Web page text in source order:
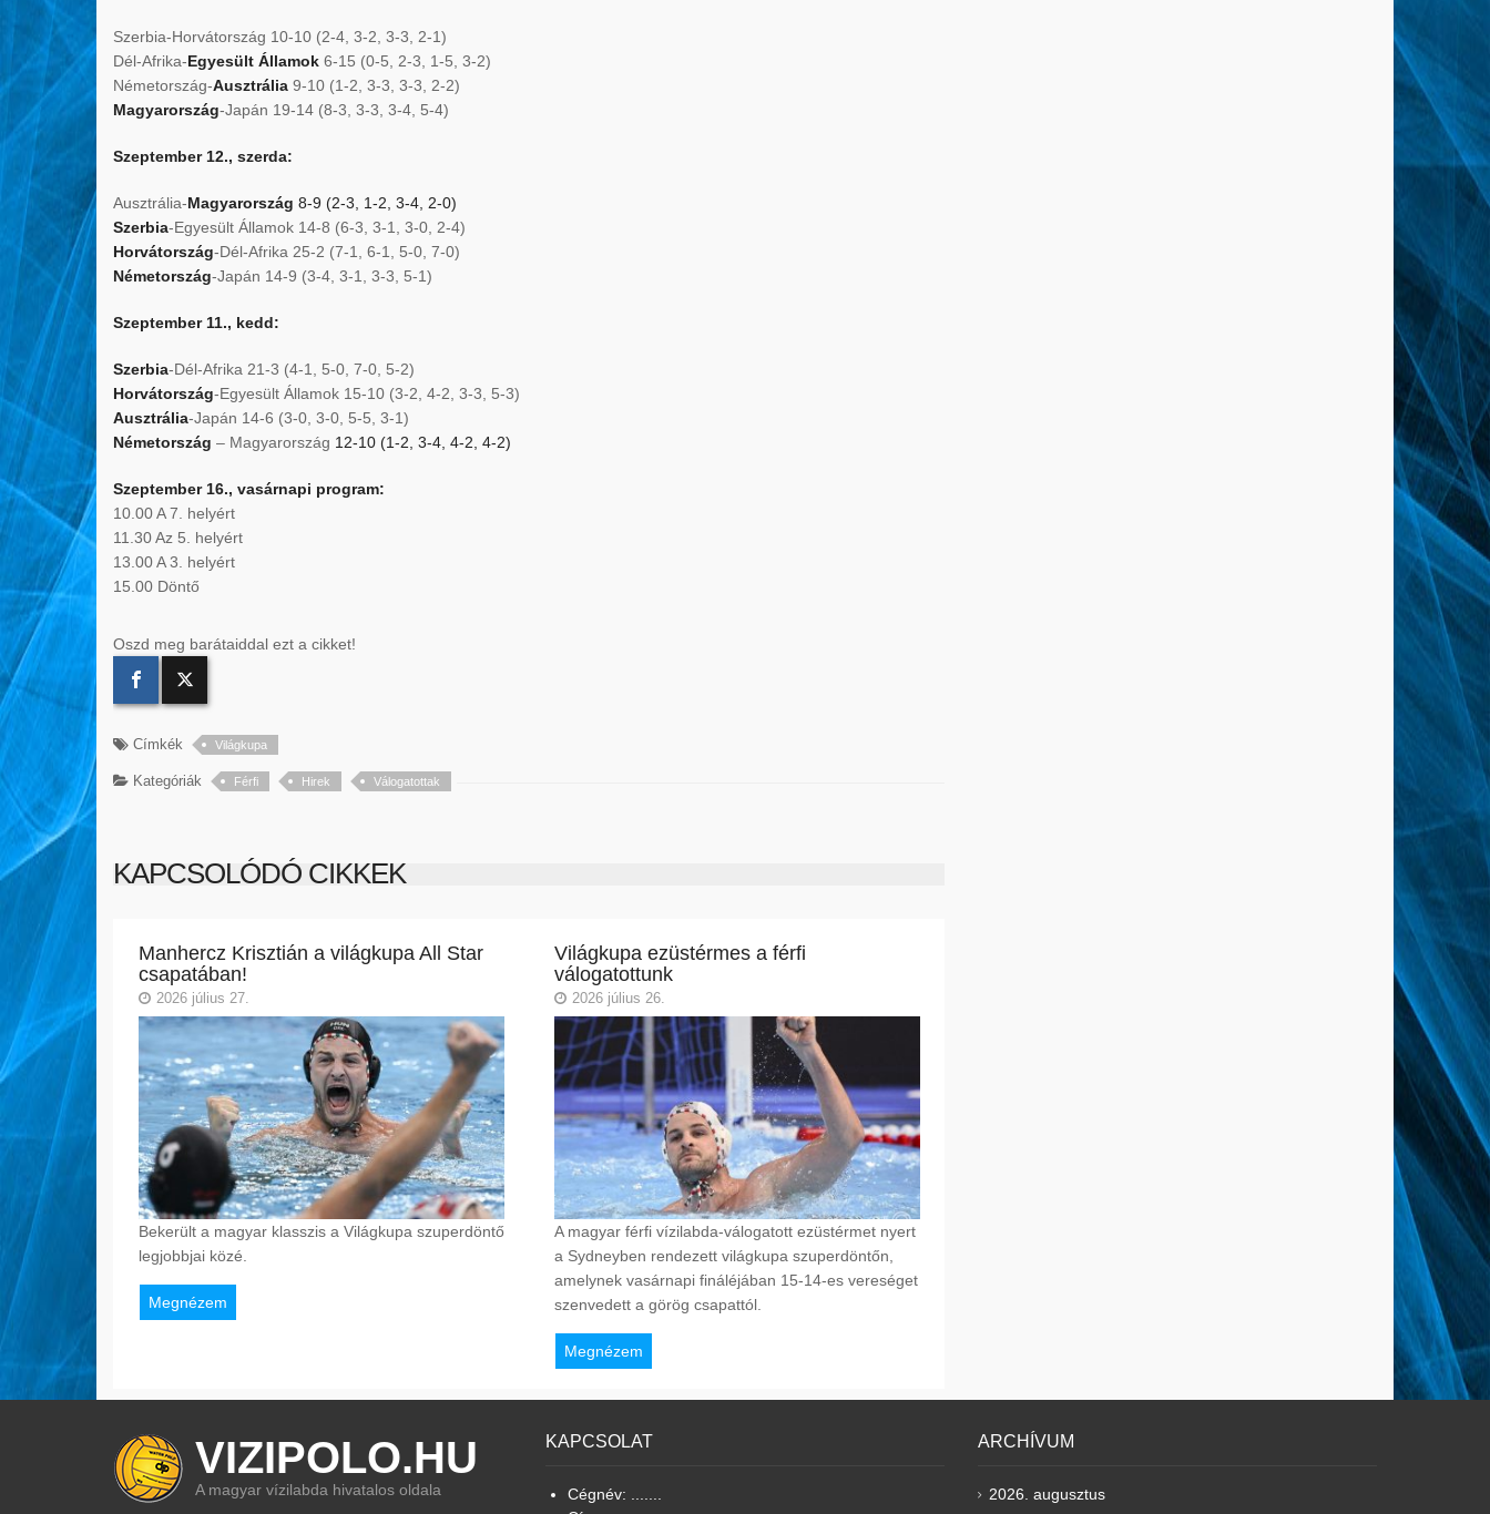
Szerbia-Horvátország 10-10 (2-4, 3-2, 3-3, 2-1)
Dél-Afrika-Egyesült Államok 6-15 (0-5, 2-3, 1-5, 3-2)
Németország-Ausztrália 9-10 (1-2, 3-3, 3-3, 2-2)
Magyarország-Japán 19-14 (8-3, 3-3, 3-4, 5-4)
Szeptember 12., szerda:
Ausztrália-Magyarország 8-9 (2-3, 1-2, 3-4, 2-0)
Szerbia-Egyesült Államok 14-8 (6-3, 3-1, 3-0, 2-4)
Horvátország-Dél-Afrika 25-2 (7-1, 6-1, 5-0, 7-0)
Németország-Japán 14-9 (3-4, 3-1, 3-3, 5-1)
Szeptember 11., kedd:
Szerbia-Dél-Afrika 21-3 (4-1, 5-0, 7-0, 5-2)
Horvátország-Egyesült Államok 15-10 (3-2, 4-2, 3-3, 5-3)
Ausztrália-Japán 14-6 (3-0, 3-0, 5-5, 3-1)
Németország – Magyarország 12-10 (1-2, 3-4, 4-2, 4-2)
Szeptember 16., vasárnapi program:
10.00 A 7. helyért
11.30 Az 5. helyért
13.00 A 3. helyért
15.00 Döntő
Oszd meg barátaiddal ezt a cikket!
Címkék Világkupa
Kategóriák Férfi Hirek Válogatottak
KAPCSOLÓDÓ CIKKEK
Manhercz Krisztián a világkupa All Star
csapatában!
2026 július 27.
Bekerült a magyar klasszis a Világkupa szuperdöntő
legjobbjai közé.
Megnézem
Világkupa ezüstérmes a férfi
válogatottunk
2026 július 26.
A magyar férfi vízilabda-válogatott ezüstérmet nyert
a Sydneyben rendezett világkupa szuperdöntőn,
amelynek vasárnapi fináléjában 15-14-es vereséget
szenvedett a görög csapattól.
Megnézem
VIZIPOLO.HU
A magyar vízilabda hivatalos oldala
KAPCSOLAT
Cégnév: .......
ARCHÍVUM
2026. augusztus